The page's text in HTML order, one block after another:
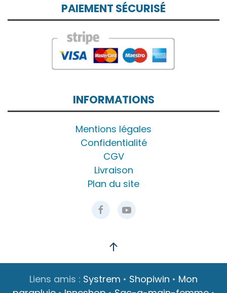
PAIEMENT SÉCURISÉ
INFORMATIONS
Mentions légales
Confidentialité
CGV
Livraison
Plan du site
Liens amis : Systrem • Shopiwin • Mon